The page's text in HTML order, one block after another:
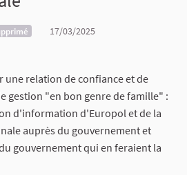
17/03/2025
relation de confiance et de
gestion "en bon genre de famille" :
d'information d'Europol et de la
auprès du gouvernement et
gouvernement qui en feraient la